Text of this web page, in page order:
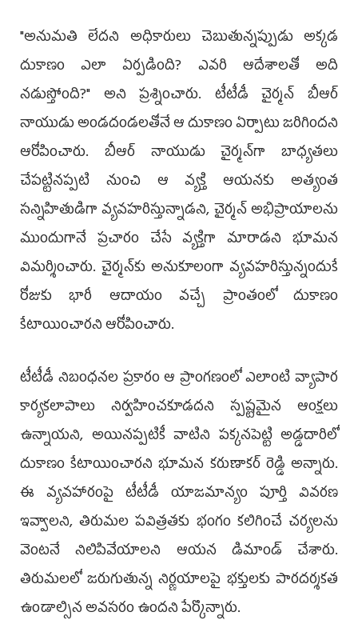
"అనుమతి లేదని అధికారులు చెబుతున్నప్పుడు అక్కడ
దుకాణం ఎలా ఏర్పడింది? ఎవరి ఆదేశాలతో అది
నడుస్తోంది?" అని ప్రశ్నించారు. టీటీడీ చైర్మన్ బీఆర్
నాయుడు అండదండలతోనే ఆ దుకాణం ఏర్పాటు జరిగిందని
ఆరోపించారు. బీఆర్ నాయుడు చైర్మన్‌గా బాధ్యతలు
చేపట్టినప్పటి నుంచి ఆ వ్యక్తి ఆయనకు అత్యంత
సన్నిహితుడిగా వ్యవహరిస్తున్నాడని, చైర్మన్ అభిప్రాయాలను
ముందుగానే ప్రచారం చేసే వ్యక్తిగా మారాడని భూమన
విమర్శించారు. చైర్మన్‌కు అనుకూలంగా వ్యవహరిస్తున్నందుకే
రోజుకు భారీ ఆదాయం వచ్చే ప్రాంతంలో దుకాణం
కేటాయించారని ఆరోపించారు.
టీటీడీ నిబంధనల ప్రకారం ఆ ప్రాంగణంలో ఎలాంటి వ్యాపార
కార్యకలాపాలు నిర్వహించకూడదని స్పష్టమైన ఆంక్షలు
ఉన్నాయని, అయినప్పటికీ వాటిని పక్కనపెట్టి అడ్డదారిలో
దుకాణం కేటాయించారని భూమన కరుణాకర్ రెడ్డి అన్నారు.
ఈ వ్యవహారంపై టీటీడీ యాజమాన్యం పూర్తి వివరణ
ఇవ్వాలని, తిరుమల పవిత్రతకు భంగం కలిగించే చర్యలను
వెంటనే నిలిపివేయాలని ఆయన డిమాండ్ చేశారు.
తిరుమలలో జరుగుతున్న నిర్ణయాలపై భక్తులకు పారదర్శకత
ఉండాల్సిన అవసరం ఉందని పేర్కొన్నారు.